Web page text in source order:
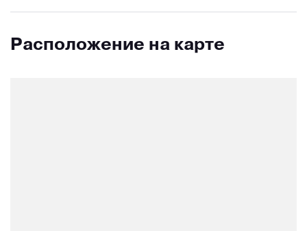
Расположение на карте